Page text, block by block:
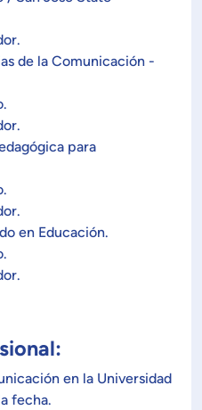
de la Comunicación -
para
en Educación.
en la Universidad
fecha.